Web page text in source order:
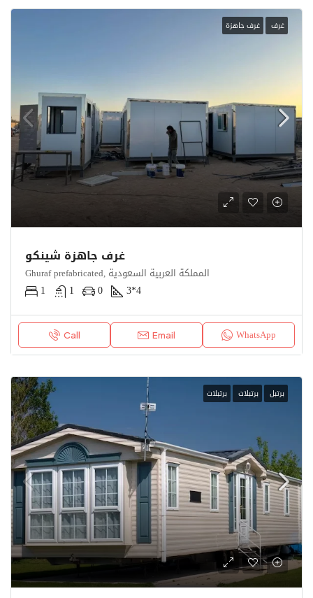
غرف غرف جاهزة
غرف جاهزة شينكو
Ghuraf prefabricated, المملكة العربية السعودية
1 1 0 3*4
Call Email WhatsApp
برتبل برتبلات برتبلات